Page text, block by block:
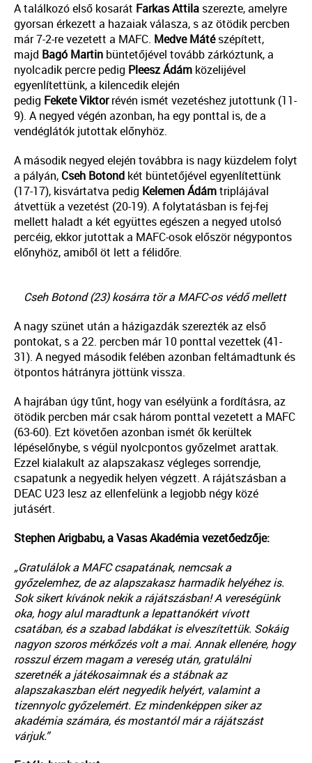
A találkozó első kosarát FarkasAttila szerezte, amelyre
gyorsan érkezett a hazaiak válasza, s az ötödik percben
már 7-2-re vezetett a MAFC. Medve Mátészépített,
majd Bagó Martin büntetőjével tovább zárkóztunk, a
nyolcadik percre pedig PleeszÁdám közelijével
egyenlítettünk, a kilencedik elején
pedig FeketeViktorrévén ismét vezetéshez jutottunk (11-
9). A negyed végén azonban, ha egy ponttal is, de a
vendéglátók jutottak előnyhöz.
A második negyed elején továbbra is nagy küzdelem folyt
a pályán, Cseh Botond két büntetőjével egyenlítettünk
(17-17), kisvártatva pedig KelemenÁdámtriplájával
átvettük a vezetést (20-19). A folytatásban is fej-fej
mellett haladt a két együttes egészen a negyed utolsó
percéig, ekkor jutottak a MAFC-osok először négypontos
előnyhöz, amiből öt lett a félidőre.
Cseh Botond (23) kosárra tör a MAFC-os védő mellett
A nagy szünet után a házigazdák szerezték az első
pontokat, s a 22. percben már 10 ponttal vezettek (41-
31). A negyed második felében azonban feltámadtunk és
ötpontos hátrányra jöttünk vissza.
A hajrában úgy tűnt, hogy van esélyünk a fordításra, az
ötödik percben már csak három ponttal vezetett a MAFC
(63-60). Ezt követően azonban ismét ők kerültek
lépéselőnybe, s végül nyolcpontos győzelmet arattak.
Ezzel kialakult az alapszakasz végleges sorrendje,
csapatunk a negyedik helyen végzett. A rájátszásban a
DEAC U23 lesz az ellenfelünk a legjobb négy közé
jutásért.
Stephen Arigbabu, a Vasas Akadémia vezetőedzője:
„Gratulálok a MAFC csapatának, nemcsak a
győzelemhez, de az alapszakasz harmadik helyéhez is.
Sok sikert kívánok nekik a rájátszásban! A vereségünk
oka, hogy alul maradtunk a lepattanókért vívott
csatában, és a szabad labdákat is elveszítettük. Sokáig
nagyon szoros mérkőzés volt a mai. Annak ellenére, hogy
rosszul érzem magam a vereség után, gratulálni
szeretnék a játékosaimnak és a stábnak az
alapszakaszban elért negyedik helyért, valamint a
tizennyolc győzelemért. Ez mindenképpen siker az
akadémia számára, és mostantól már a rájátszást
várjuk.”